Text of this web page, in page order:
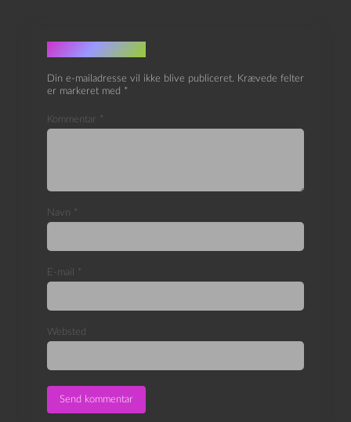
Skriv et svar
Din e-mailadresse vil ikke blive publiceret. Krævede felter
er markeret med *
Kommentar *
Navn *
E-mail *
Websted